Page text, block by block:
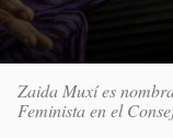
Zaida Muxí es
Feminista en el